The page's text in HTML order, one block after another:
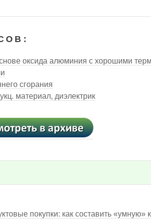
оксида алюминия с хорошими
сгорания
материал, диэлектрик
покупки: как составить «умную»